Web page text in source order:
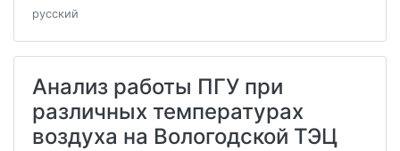
русский
Анализ работы ПГУ при
различных температурах
воздуха на Вологодской ТЭЦ